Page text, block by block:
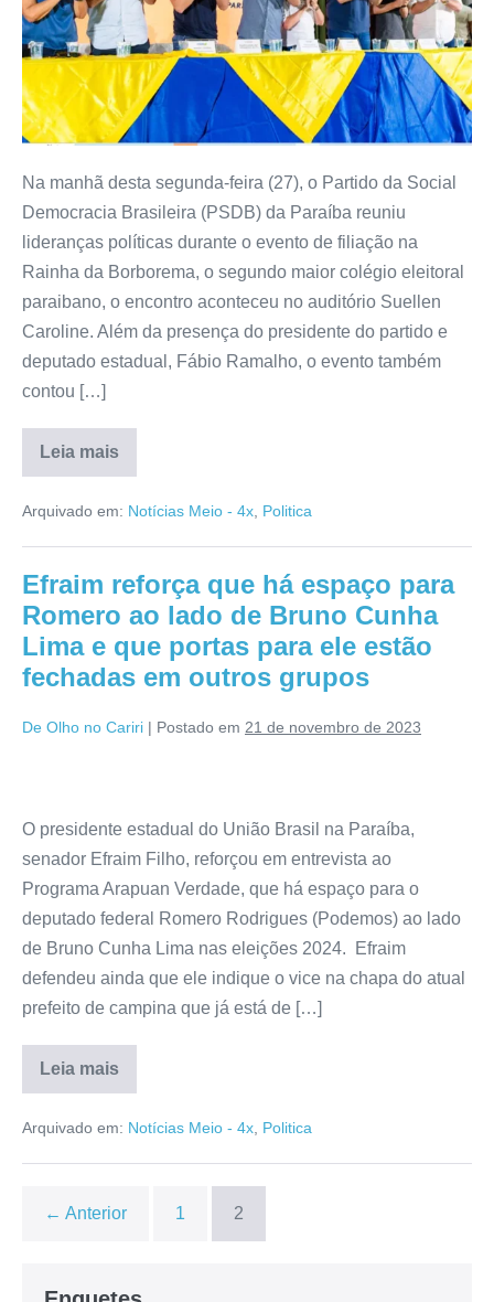
Na manhã desta segunda-feira (27), o Partido da Social
Democracia Brasileira (PSDB) da Paraíba reuniu
lideranças políticas durante o evento de filiação na
Rainha da Borborema, o segundo maior colégio eleitoral
paraibano, o encontro aconteceu no auditório Suellen
Caroline. Além da presença do presidente do partido e
deputado estadual, Fábio Ramalho, o evento também
contou […]
Leia mais
Arquivado em: Notícias Meio - 4x, Politica
Efraim reforça que há espaço para
Romero ao lado de Bruno Cunha
Lima e que portas para ele estão
fechadas em outros grupos
De Olho no Cariri | Postado em 21 de novembro de 2023
O presidente estadual do União Brasil na Paraíba,
senador Efraim Filho, reforçou em entrevista ao
Programa Arapuan Verdade, que há espaço para o
deputado federal Romero Rodrigues (Podemos) ao lado
de Bruno Cunha Lima nas eleições 2024. Efraim
defendeu ainda que ele indique o vice na chapa do atual
prefeito de campina que já está de […]
Leia mais
Arquivado em: Notícias Meio - 4x, Politica
← Anterior 1 2